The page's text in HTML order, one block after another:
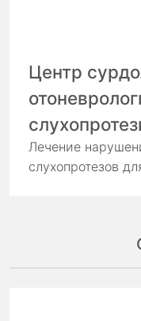
Центр
Лечение
слухопротезов